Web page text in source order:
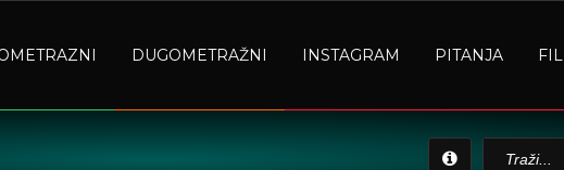
DUGOMETRAŽNI INSTAGRAM PITANJA